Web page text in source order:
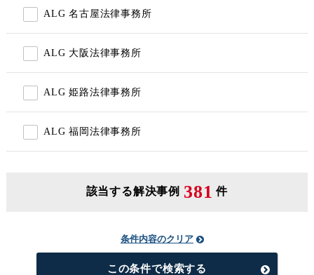
ALG 名古屋法律事務所
ALG 大阪法律事務所
ALG 姫路法律事務所
ALG 福岡法律事務所
該当する解決事例 381 件
条件内容のクリア
この条件で検索する